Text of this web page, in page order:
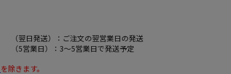
（翌日発送）：ご注文の翌営業日の発送
（5営業日）：3～5営業日で発送予定
を除きます。